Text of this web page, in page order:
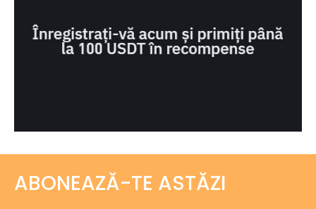
ABONEAZĂ-TE ASTĂZI